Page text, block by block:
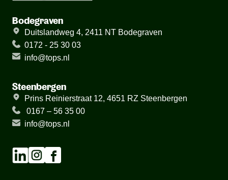
Bodegraven
Duitslandweg 4, 2411 NT Bodegraven
0172 - 25 30 03
info@tops.nl
Steenbergen
Prins Reinierstraat 12, 4651 RZ Steenbergen
0167 – 56 35 00
info@tops.nl